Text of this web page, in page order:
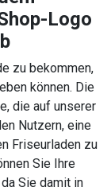
Logo
zu bekommen,
können. Die
die auf unserer
Nutzern, eine
Friseurladen zu
Sie Ihre
Sie damit in